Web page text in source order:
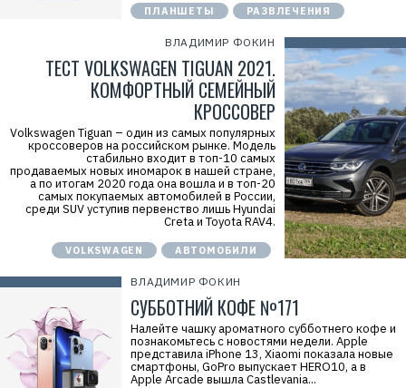
ПЛАНШЕТЫ
РАЗВЛЕЧЕНИЯ
ВЛАДИМИР ФОКИН
ТЕСТ VOLKSWAGEN TIGUAN 2021.
КОМФОРТНЫЙ СЕМЕЙНЫЙ
КРОССОВЕР
Volkswagen Tiguan – один из самых популярных
кроссоверов на российском рынке. Модель
стабильно входит в топ-10 самых
продаваемых новых иномарок в нашей стране,
а по итогам 2020 года она вошла и в топ-20
самых покупаемых автомобилей в России,
среди SUV уступив первенство лишь Hyundai
Creta и Toyota RAV4.
VOLKSWAGEN АВТОМОБИЛИ
ВЛАДИМИР ФОКИН
СУББОТНИЙ КОФЕ №171
Налейте чашку ароматного субботнего кофе и
познакомьтесь с новостями недели. Apple
представила iPhone 13, Xiaomi показала новые
смартфоны, GoPro выпускает HERO10, а в
Apple Arcade вышла Castlevania...
4
8
6
8
0
4